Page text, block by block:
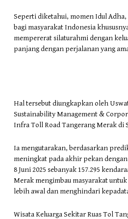
Seperti diketahui, momen Idul
bagi masyarakat Indonesia
mempererat silaturahmi dengan
panjang dengan perjalanan yang
Hal tersebut diungkapkan oleh
Sustainability Management &
Infra Toll Road Tangerang Merak di
Ia mengutarakan, berdasarkan
meningkat pada akhir pekan
8 Juni 2025 sebanyak 157.295
Merak mengimbau masyarakat
lebih awal dan menghindari
Wisata Keluarga Sekitar Ruas Tol